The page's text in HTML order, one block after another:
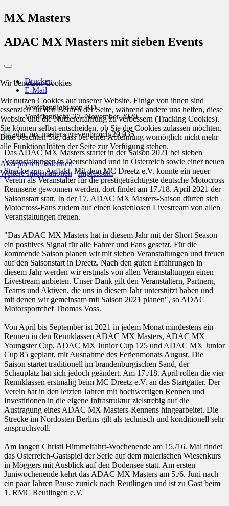
MX Masters
ADAC MX Masters mit sieben Events
Drucken
E-Mail
Veröffentlicht vonBD
Veröffentlicht: 27. November 2020
Das ADAC MX Masters startet in der Saison 2021 bei sieben
Veranstaltungen in Deutschland und in Österreich sowie einer neuen
Strecke zum Auftakt. Mit dem MC Dreetz e.V. konnte ein neuer
Verein als Veranstalter für die prestigeträchtigste deutsche Motocross
Rennserie gewonnen werden, dort findet am 17./18. April 2021 der
Saisonstart statt. In der 17. ADAC MX Masters-Saison dürfen sich
Motocross-Fans zudem auf einen kostenlosen Livestream von allen
Veranstaltungen freuen.
"Das ADAC MX Masters hat in diesem Jahr mit der Short Season
ein positives Signal für alle Fahrer und Fans gesetzt. Für die
kommende Saison planen wir mit sieben Veranstaltungen und freuen
auf den Saisonstart in Dreetz. Nach den guten Erfahrungen in
diesem Jahr werden wir erstmals von allen Veranstaltungen einen
Livestream anbieten. Unser Dank gilt den Veranstaltern, Partnern,
Teams und Aktiven, die uns in diesem Jahr unterstützt haben und
mit denen wir gemeinsam mit Saison 2021 planen", so ADAC
Motorsportchef Thomas Voss.
Von April bis September ist 2021 in jedem Monat mindestens ein
Rennen in den Rennklassen ADAC MX Masters, ADAC MX
Youngster Cup, ADAC MX Junior Cup 125 und ADAC MX Junior
Cup 85 geplant, mit Ausnahme des Ferienmonats August. Die
Saison startet traditionell im brandenburgischen Sand, der
Schauplatz hat sich jedoch geändert. Am 17./18. April rollen die vier
Rennklassen erstmalig beim MC Dreetz e.V. an das Startgatter. Der
Verein hat in den letzten Jahren mit hochwertigen Rennen und
Investitionen in die eigene Infrastruktur zielstrebig auf die
Austragung eines ADAC MX Masters-Rennens hingearbeitet. Die
Strecke im Nordosten Berlins gilt als technisch und konditionell sehr
anspruchsvoll.
Am langen Christi Himmelfahrt-Wochenende am 15./16. Mai findet
das Österreich-Gastspiel der Serie auf dem malerischen Wiesenkurs
in Möggers mit Ausblick auf den Bodensee statt. Am ersten
Juniwochenende kehrt das ADAC MX Masters am 5./6. Juni nach
ein paar Jahren Pause zurück nach Reutlingen und ist zu Gast beim
1. RMC Reutlingen e.V.
Wir benutzen Cookies
Wir nutzen Cookies auf unserer Website. Einige von ihnen sind
essenziell für den Betrieb der Seite, während andere uns helfen, diese
Website und die Nutzererfahrung zu verbessern (Tracking Cookies).
Sie können selbst entscheiden, ob Sie die Cookies zulassen möchten.
Bitte beachten Sie, dass bei einer Ablehnung womöglich nicht mehr
alle Funktionalitäten der Seite zur Verfügung stehen.
AkzeptierenAblehnen
Weitere Informationen |Impressum